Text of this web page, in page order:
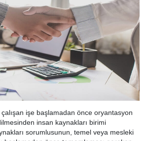
işe başlamadan önce oryantasyon
insan kaynakları birimi
sorumlusunun, temel veya mesleki